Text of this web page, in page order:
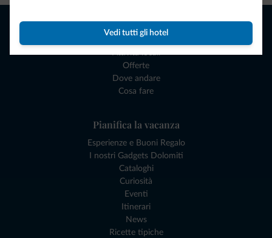
Vedi tutti gli hotel
Naviga
Attività locali
Offerte
Dove andare
Cosa fare
Pianifica la vacanza
Esperienze e Buoni Regalo
I nostri Gadgets Dolomiti
Cataloghi
Curiosità
Eventi
Itinerari
News
Ricette tipiche